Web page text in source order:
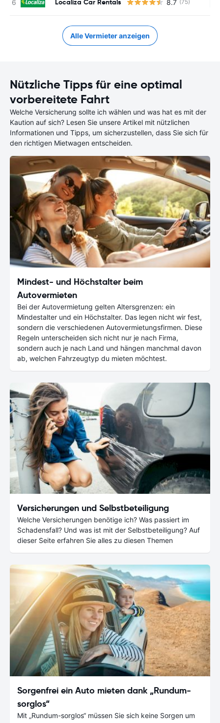
8.7 (75)
Alle Vermieter anzeigen
Nützliche Tipps für eine optimal
vorbereitete Fahrt
Welche Versicherung sollte ich wählen und was hat es mit der
Kaution auf sich? Lesen Sie unsere Artikel mit nützlichen
Informationen und Tipps, um sicherzustellen, dass Sie sich für
den richtigen Mietwagen entscheiden.
Mindest- und Höchstalter beim
Autovermieten
Bei der Autovermietung gelten Altersgrenzen: ein
Mindestalter und ein Höchstalter. Das legen nicht wir fest,
sondern die verschiedenen Autovermietungsfirmen. Diese
Regeln unterscheiden sich nicht nur je nach Firma,
sondern auch je nach Land und hängen manchmal davon
ab, welchen Fahrzeugtyp du mieten möchtest.
Versicherungen und Selbstbeteiligung
Welche Versicherungen benötige ich? Was passiert im
Schadensfall? Und was ist mit der Selbstbeteiligung? Auf
dieser Seite erfahren Sie alles zu diesen Themen
Sorgenfrei ein Auto mieten dank „Rundum-
sorglos“
Mit „Rundum-sorglos“ müssen Sie sich keine Sorgen um